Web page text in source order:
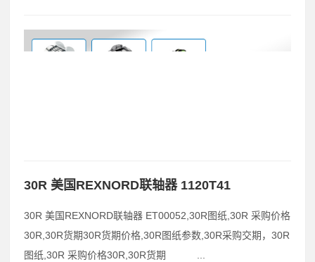
30R 美国REXNORD联轴器 1120T41
30R 美国REXNORD联轴器 ET00052,30R图纸,30R 采购价格
30R,30R货期30R货期价格,30R图纸参数,30R采购交期，30R
图纸,30R 采购价格30R,30R货期 ...